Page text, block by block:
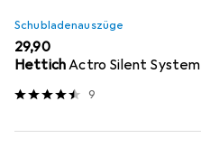
Schubladenauszüge
EUR
29,90
HettichActro Silent System
9